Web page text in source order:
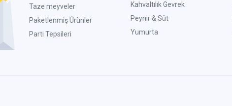
Taze meyveler
Paketlenmiş Ürünler
Parti Tepsileri
Kahvaltılık Gevrek
Peynir & Süt
Yumurta